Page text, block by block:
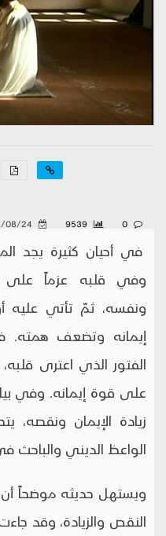
في أحيان كثيرة يجد
وفي قلبه عزماً على
ونفسه، ثمّ تأتي عليه
إيمانه وتضعف همته.
الفتور الذي اعترى
على قوة إيمانه. وفي
زيادة الإيمان ونقصه،
الواعظ الديني والباحث
ويستهل حديثه موضحاً أن
النقص والزيادة، وقد